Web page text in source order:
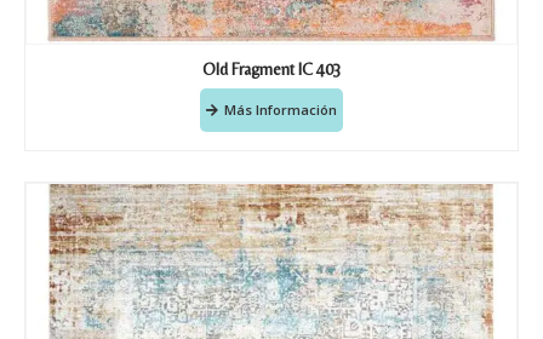
Old Fragment IC 403
Más Información